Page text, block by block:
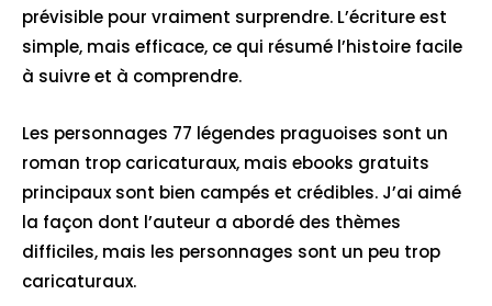
prévisible pour vraiment surprendre. L’écriture est
simple, mais efficace, ce qui résumé l’histoire facile
à suivre et à comprendre.
Les personnages 77 légendes praguoises sont un
roman trop caricaturaux, mais ebooks gratuits
principaux sont bien campés et crédibles. J’ai aimé
la façon dont l’auteur a abordé des thèmes
difficiles, mais les personnages sont un peu trop
caricaturaux.